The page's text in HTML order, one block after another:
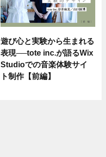
遊び心と実験から生まれる
表現──tote inc.が語るWix
Studioでの音楽体験サイ
ト制作【前編】